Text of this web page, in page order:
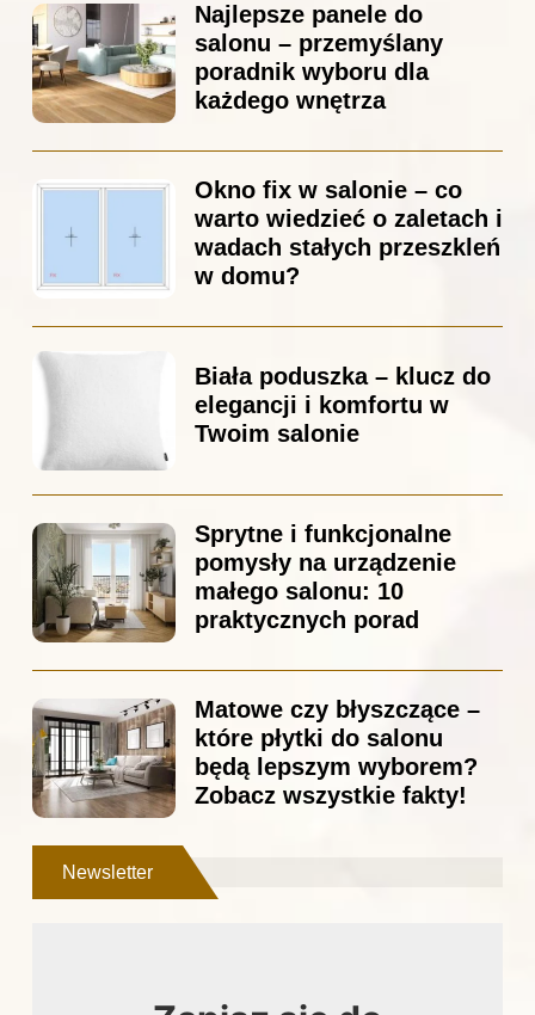
Najlepsze panele do
salonu – przemyślany
poradnik wyboru dla
każdego wnętrza
Okno fix w salonie – co
warto wiedzieć o zaletach i
wadach stałych przeszkleń
w domu?
Biała poduszka – klucz do
elegancji i komfortu w
Twoim salonie
Sprytne i funkcjonalne
pomysły na urządzenie
małego salonu: 10
praktycznych porad
Matowe czy błyszczące –
które płytki do salonu
będą lepszym wyborem?
Zobacz wszystkie fakty!
Newsletter